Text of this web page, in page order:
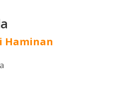
Haminan